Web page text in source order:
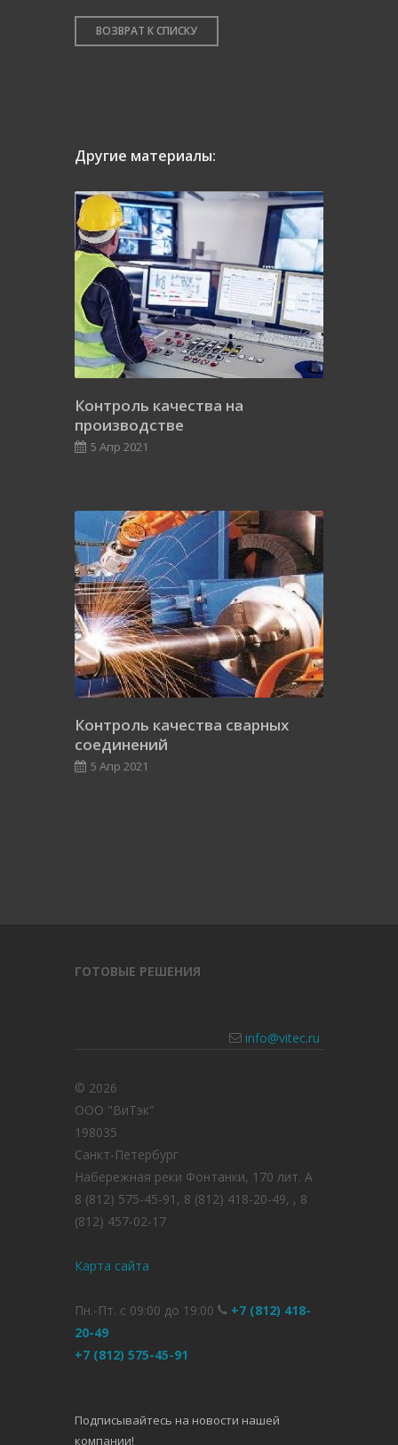
ВОЗВРАТ К СПИСКУ
Другие материалы:
Контроль качества на
производстве
5 Апр 2021
Контроль качества сварных
соединений
5 Апр 2021
ГОТОВЫЕ РЕШЕНИЯ
info@vitec.ru
© 2026
ООО "ВиТэк"
198035
Санкт-Петербург
Набережная реки Фонтанки, 170 лит. А
8 (812) 575-45-91, 8 (812) 418-20-49, , 8
(812) 457-02-17
Карта сайта
Пн.-Пт. с 09:00 до 19:00
+7 (812) 418-
20-49
+7 (812) 575-45-91
Подписывайтесь на новости нашей
компании!